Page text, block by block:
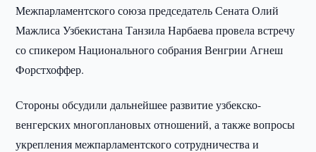
Межпарламентского союза председатель Сената Олий
Мажлиса Узбекистана Танзила Нарбаева провела встречу
со спикером Национального собрания Венгрии Агнеш
Форстхоффер.
Стороны обсудили дальнейшее развитие узбекско-
венгерских многоплановых отношений, а также вопросы
укрепления межпарламентского сотрудничества и